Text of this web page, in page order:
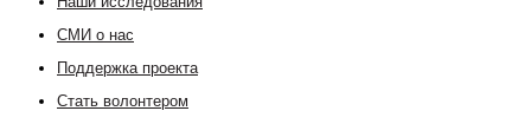
СМИ о нас
Поддержка проекта
Стать волонтером